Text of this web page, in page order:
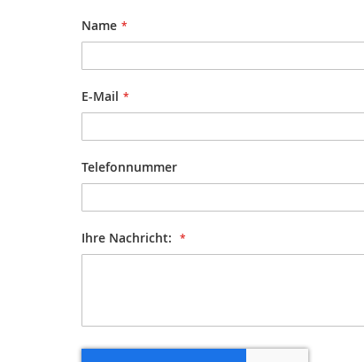
Touch
Bediengeräte
Tastaturen
/
Fernwartung
Steckverbinder,
Name
E-Mail
Telefonnummer
Ihre Nachricht: